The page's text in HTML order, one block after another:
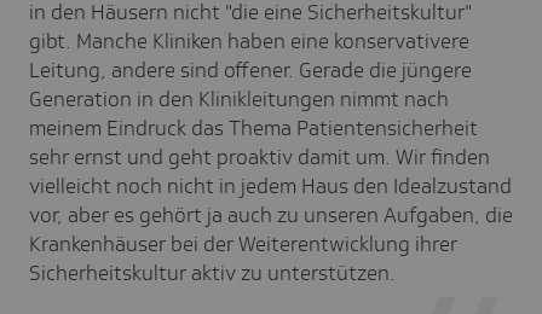
in den Häusern nicht "die eine Sicherheitskultur"
gibt. Manche Kliniken haben eine konservativere
Leitung, andere sind offener. Gerade die jüngere
Generation in den Klinikleitungen nimmt nach
meinem Eindruck das Thema Patientensicherheit
sehr ernst und geht proaktiv damit um. Wir finden
vielleicht noch nicht in jedem Haus den Idealzustand
vor, aber es gehört ja auch zu unseren Aufgaben, die
Krankenhäuser bei der Weiterentwicklung ihrer
Sicherheitskultur aktiv zu unterstützen.